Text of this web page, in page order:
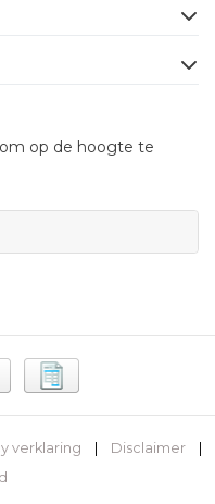
op de hoogte te
verklaring | Disclaimer
|